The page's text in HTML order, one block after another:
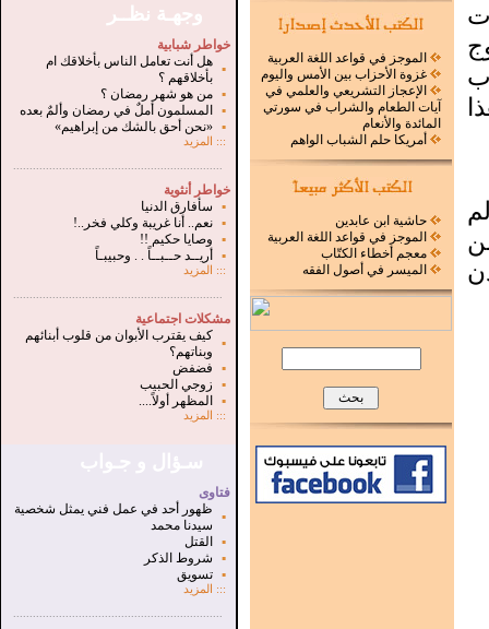
وجهـة نظــر
خواطر شبابية
▪
هل أنت تعامل الناس بأخلاقك ام
بأخلاقهم ؟
▪
من هو شهر رمضان ؟
▪
المسلمون أملٌ في رمضان وألمٌ بعده
▪
«نحن أحق بالشك من إبراهيم»
:::
المزيد
خواطر أنثوية
▪
سأفارق الدنيا
▪
نعم.. أنا غريبة وكلي فخر..!
▪
وصايا حكيم !!
▪
أريــد حــبــاً . . وحبيبـاً
:::
المزيد
مشكلات اجتماعية
▪
كيف يقترب الأبوان من قلوب أبنائهم
وبناتهم؟
▪
فضفض
▪
زوجي الحبيب
▪
المظهر أولاً....
::: المزيد
فتاوى
▪
ظهور أحد في عمل فني يمثل شخصية
سيدنا محمد
▪
القتل
▪
شروط الذكر
▪
تسويق
:::
المزيد
الموجز في قواعد اللغة العربية
غزوة الأحزاب بين الأمس واليوم
الإعجاز التشريعي والعلمي في
آيات الطعام والشراب في سورتي
المائدة والأنعام
أمريكا حلم الشباب الواهم
حاشية ابن عابدين
الموجز في قواعد اللغة العربية
معجم أخطاء الكتّاب
الميسر في أصول الفقه